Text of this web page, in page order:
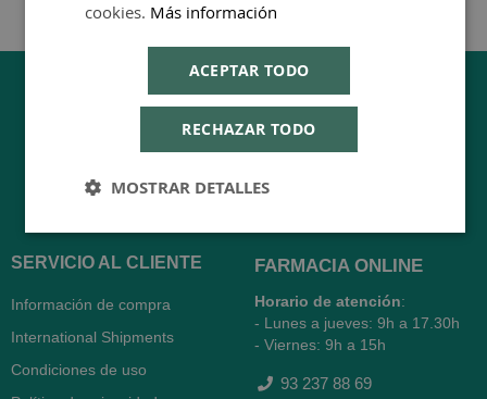
SERVICIO AL CLIENTE
Información de compra
International Shipments
Condiciones de uso
FARMACIA ONLINE
Horario de atención:
- Lunes a jueves: 9h a 17.30h
- Viernes: 9h a 15h
93 237 88 69
cookies. Más información
ACEPTAR TODO
RECHAZAR TODO
MOSTRAR DETALLES